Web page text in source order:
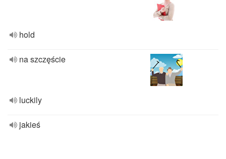
hold
na szczęście
luckily
jakieś